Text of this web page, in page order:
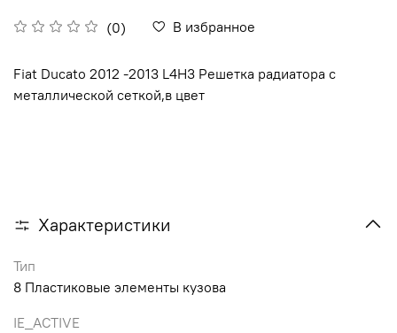
(0) В избранное
Fiat Ducato 2012 -2013 L4H3 Решетка радиатора с
металлической сеткой,в цвет
Характеристики
Тип
8 Пластиковые элементы кузова
IE_ACTIVE